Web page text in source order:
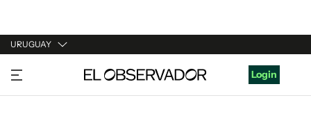
URUGUAY
URUGUAY
ARGENTINA
Login